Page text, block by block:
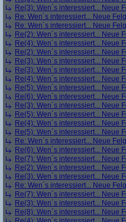
Re(3): Wen´s interessiert... Neue
Re: Wen´s interessiert... Neue
Re: Wen´s interessiert... Neue
Re(2): Wen´s interessiert... Neue
Re(4): Wen´s interessiert... Neue
Re(2): Wen´s interessiert... Neue
Re(3): Wen´s interessiert... Neue
Re(3): Wen´s interessiert... Neue
Re(4): Wen´s interessiert... Neue
Re(5): Wen´s interessiert... Neue
Re(6): Wen´s interessiert... Neue
Re(3): Wen´s interessiert... Neue
Re(5): Wen´s interessiert... Neue
Re(4): Wen´s interessiert... Neue
Re(5): Wen´s interessiert... Neue
Re: Wen´s interessiert... Neue
Re(6): Wen´s interessiert... Neue
Re(7): Wen´s interessiert... Neue
Re(2): Wen´s interessiert... Neue
Re(3): Wen´s interessiert... Neue
Re: Wen´s interessiert... Neue
Re(7): Wen´s interessiert... Neue
Re(3): Wen´s interessiert... Neue
Re(8): Wen´s interessiert... Neue